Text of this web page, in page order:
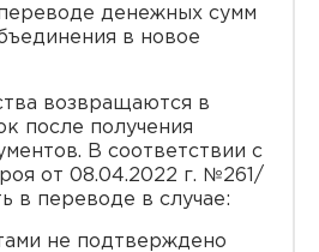
денежных сумм
в новое
возвращаются в
после получения
В соответствии с
от 08.04.2022 г. №261/
в переводе в случае:
не подтверждено